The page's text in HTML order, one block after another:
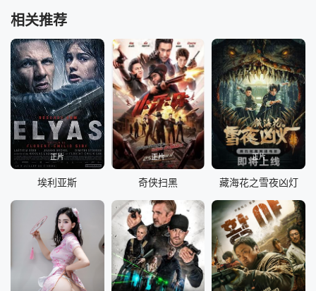
相关推荐
正片
埃利亚斯
正片
奇侠扫黑
正片
藏海花之雪夜凶灯